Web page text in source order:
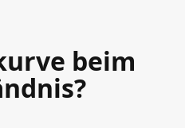
beim